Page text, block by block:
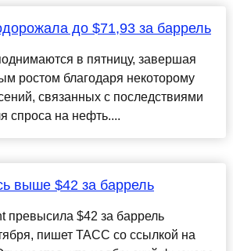
до $71,93 за баррель
в пятницу, завершая
ростом благодаря некоторому
связанных с последствиями
спроса на нефть....
выше $42 за баррель
превысила $42 за баррель
пишет ТАСС со ссылкой на